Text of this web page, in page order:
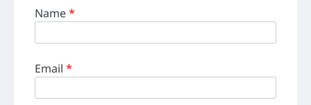
Name*
Email *